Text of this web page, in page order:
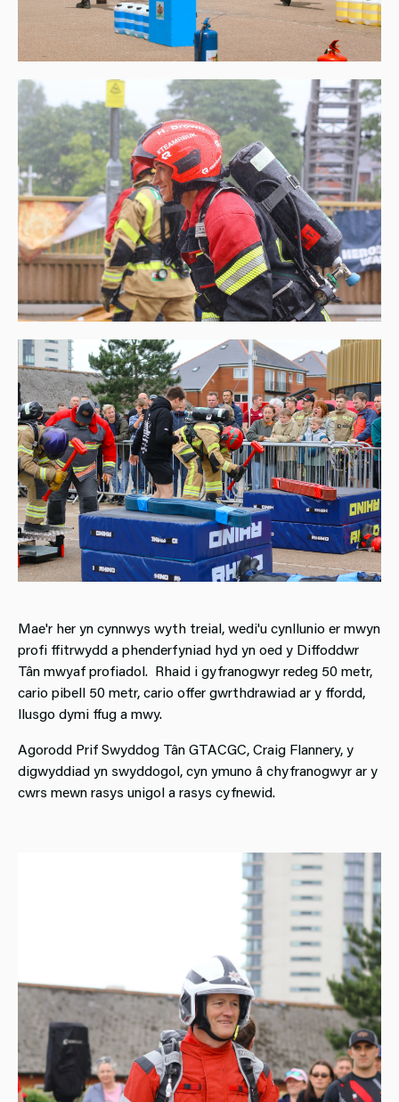
Mae'r her yn cynnwys wyth treial, wedi'u cynllunio er mwyn
profi ffitrwydd a phenderfyniad hyd yn oed y Diffoddwr
Tân mwyaf profiadol. Rhaid i gyfranogwyr redeg 50 metr,
cario pibell 50 metr, cario offer gwrthdrawiad ar y ffordd,
llusgo dymi ffug a mwy.
Agorodd Prif Swyddog Tân GTACGC, Craig Flannery, y
digwyddiad yn swyddogol, cyn ymuno â chyfranogwyr ar y
cwrs mewn rasys unigol a rasys cyfnewid.